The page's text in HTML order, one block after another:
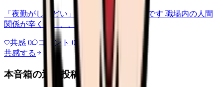
「夜勤がしんどい」について相談したいです 職場内の人間
関係が辛くて、、、
共感 0 コメント 0
共感する
本音箱の近い投稿